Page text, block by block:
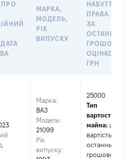
ПРО
МАРКА,
МОДЕЛЬ,
РІК
ВИПУСКУ
НАБУТТЯ
ПРАВА АБО
ЗА
ГРОШОВОЮ
ОЦІНКОЮ,
ГРН
Марка:
ВАЗ
Модель:
21099
Рік
випуску:
25000
Тип
вартості
майна: це
вартість за
останньою
грошовою